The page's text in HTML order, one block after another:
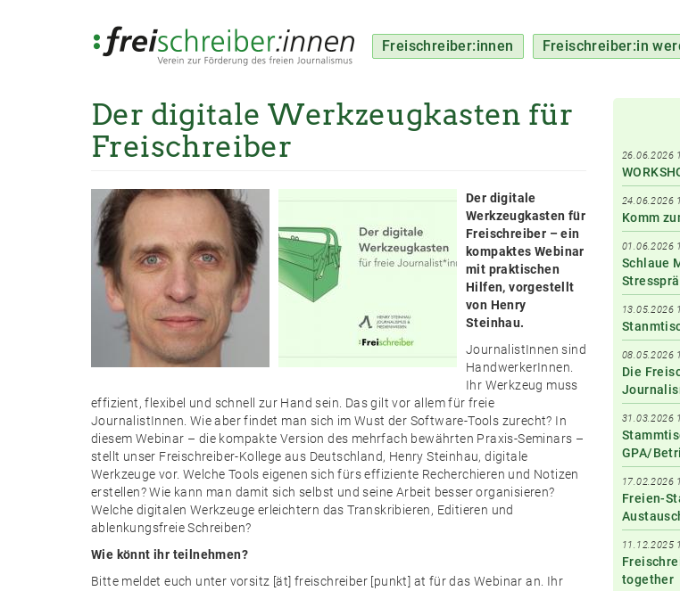
Freischreiber:innen Freischreiber:in
Der digitale Werkzeugkasten für
Freischreiber
Der digitale
Werkzeugkasten für
Freischreiber – ein
kompaktes Webinar
mit praktischen
Hilfen, vorgestellt
von Henry
Steinhau.
JournalistInnen sind
HandwerkerInnen.
Ihr Werkzeug muss
effizient, flexibel und schnell zur Hand sein. Das gilt vor allem für freie
JournalistInnen. Wie aber findet man sich im Wust der Software-Tools zurecht? In
diesem Webinar – die kompakte Version des mehrfach bewährten Praxis-Seminars –
stellt unser Freischreiber-Kollege aus Deutschland, Henry Steinhau, digitale
Werkzeuge vor. Welche Tools eigenen sich fürs effiziente Recherchieren und Notizen
erstellen? Wie kann man damit sich selbst und seine Arbeit besser organisieren?
Welche digitalen Werkzeuge erleichtern das Transkribieren, Editieren und
ablenkungsfreie Schreiben?
Wie könnt ihr teilnehmen?
Bitte meldet euch unter vorsitz [ät] freischreiber [punkt] at für das Webinar an. Ihr
26.06.2026
24.06.2026
Komm
01.06.2026
Schlaue
13.05.2026
08.05.2026
Die
31.03.2026
GPA/
17.02.2026
Freien-
11.12.2025
together